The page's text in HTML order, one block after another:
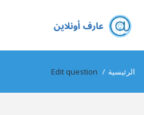
الرئيسية /
Edit question